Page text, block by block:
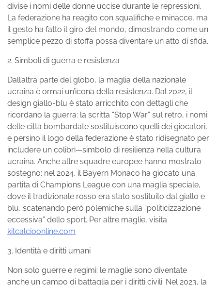
divise i nomi delle donne uccise durante le repressioni.
La federazione ha reagito con squalifiche e minacce, ma
il gesto ha fatto il giro del mondo, dimostrando come un
semplice pezzo di stoffa possa diventare un atto di sfida.
2. Simboli di guerra e resistenza
Dall’altra parte del globo, la maglia della nazionale
ucraina è ormai un’icona della resistenza. Dal 2022, il
design giallo-blu è stato arricchito con dettagli che
ricordano la guerra: la scritta “Stop War” sul retro, i nomi
delle città bombardate sostituiscono quelli dei giocatori,
e persino il logo della federazione è stato ridisegnato per
includere un colibrì—simbolo di resilienza nella cultura
ucraina. Anche altre squadre europee hanno mostrato
sostegno: nel 2024, il Bayern Monaco ha giocato una
partita di Champions League con una maglia speciale,
dove il tradizionale rosso era stato sostituito dal giallo e
blu, scatenando però polemiche sulla “politicizzazione
eccessiva” dello sport. Per altre maglie, visita
kitcalcioonline.com
3. Identità e diritti umani
Non solo guerre e regimi: le maglie sono diventate
anche un campo di battaglia per i diritti civili. Nel 2023, la